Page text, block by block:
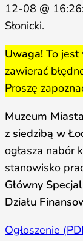
12-08 @
Słonicki.
Uwaga! To jest
zawierać
Proszę
Muzeum
z siedzibą w
ogłasza nabór
stanowisko
Główny
Działu
Ogłoszenie